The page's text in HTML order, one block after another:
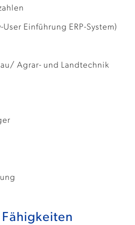
Einführung ERP-System)
Agrar- und Landtechnik